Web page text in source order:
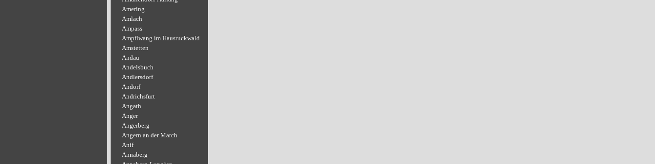
Amering
Amlach
Ampass
Ampflwang im Hausruckwald
Amstetten
Andau
Andelsbuch
Andlersdorf
Andorf
Andrichsfurt
Angath
Anger
Angerberg
Angern an der March
Anif
Annaberg